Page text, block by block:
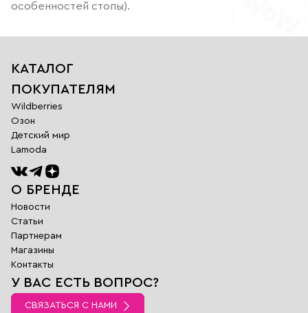
особенностей стопы).
КАТАЛОГ
ПОКУПАТЕЛЯМ
Wildberries
Озон
Детский мир
Lamoda
О БРЕНДЕ
Новости
Статьи
Партнерам
Магазины
Контакты
У ВАС ЕСТЬ ВОПРОС?
СВЯЗАТЬСЯ С НАМИ
Обратная
связь
Заполните поля